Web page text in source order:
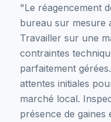
"Le réagencement
bureau sur mesure
Travailler sur une
contraintes
parfaitement
attentes initiales
marché local.
présence de gaines